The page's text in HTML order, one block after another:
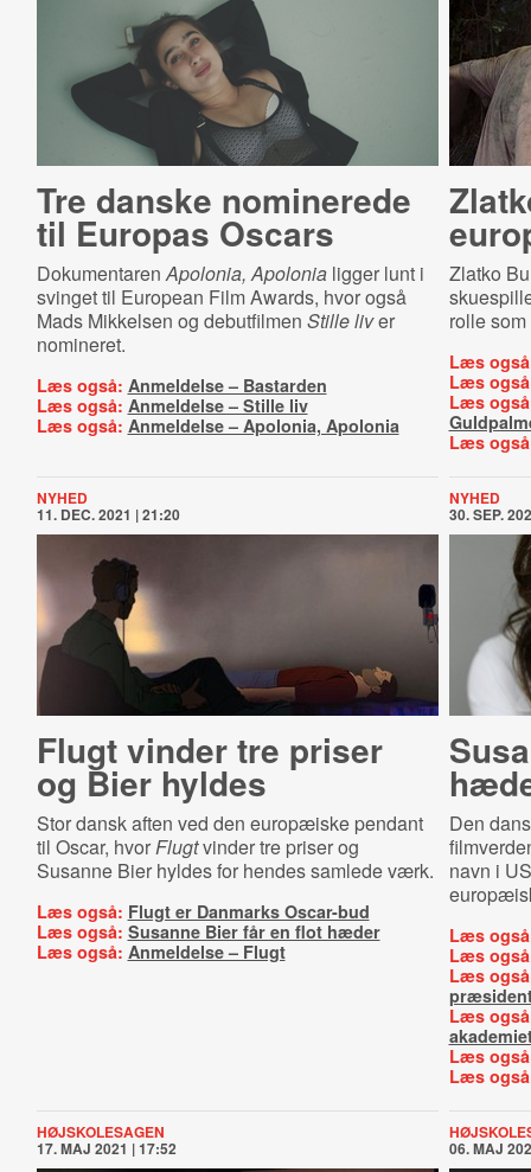
Tre danske nominerede
til Europas Oscars
DokumentarenApolonia, Apolonia ligger lunt i
svinget til European Film Awards, hvor også
Mads Mikkelsen og debutfilmen Stille liver
nomineret.
Læs også: Anmeldelse – Bastarden
Læs også: Anmeldelse – Stille liv
Læs også: Anmeldelse – Apolonia, Apolonia
Zlatko
rolle
Læs
Læs
Læs
Læs
NYHED
11. DEC. 2021 | 21:20
Flugt vinder tre priser
og Bier hyldes
Stor dansk aften ved den europæiske pendant
til Oscar, hvorFlugtvinder tre priser og
Susanne Bier hyldes for hendes samlede værk.
Læs også: Flugt er Danmarks Oscar-bud
Læs også: Susanne Bier får en flot hæder
Læs også: Anmeldelse – Flugt
NYHED
30. SEP.
Den
navn i
Læs
Læs
Læs
Læs
Læs
Læs
HØJSKOLESAGEN
17. MAJ 2021 | 17:52 06. MAJ